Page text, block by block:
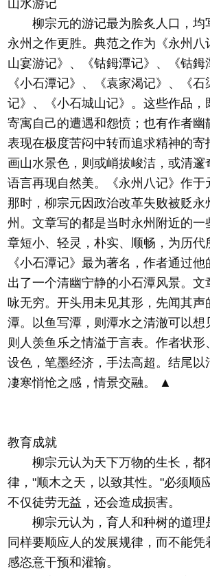
山水游记
柳宗元的游记最为脍炙人口，均
永州之作更胜。典范之作为《永州八
山宴游记》、《钴鉧潭记》、《钴鉧
《小石潭记》、《袁家渴记》、《
记》、《小石城山记》。这些作品，
寄寓自己的遭遇和怨愤；也有作者幽
表现在极度苦闷中转而追求精神的寄
画山水景色，则或峭拔峻洁，或清邃
语言再现自然美。《永州八记》作于
那时，柳宗元因政治改革失败被贬永
州。文章写的都是当时永州附近的一
章短小、轻灵，朴实、顺畅，为历代
《小石潭记》最为著名，作者通过
出了一个清幽宁静的小石潭风景。文
咏无穷。开头用未见其形，先闻其声
潭。以鱼写潭，则潭水之清澈可以想
则人羡鱼乐之情溢于言表。作者状形
设色，笔墨经济，手法高超。结尾以
凄寒悄怆之感，情景交融。 ▲
教育成就
柳宗元认为天下万物的生长，都
律，"顺木之天，以致其性。"必须顺
不仅徒劳无益，还会造成损害。
柳宗元认为，育人和种树的道理
同样要顺应人的发展规律，而不能
感恣意干预和灌输。